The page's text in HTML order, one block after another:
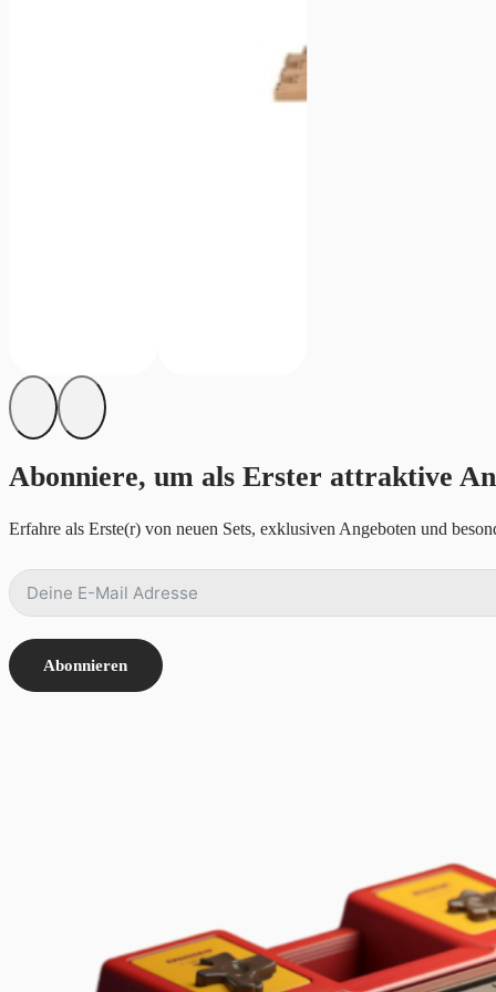
Abonniere, um als Erster attraktive
Erfahre als Erste(r) von neuen Sets, exklusiven Angeboten und
Abonnieren